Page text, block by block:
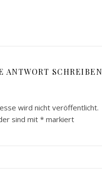
ANTWORT SCHREIBEN
wird nicht veröffentlicht.
sind mit * markiert